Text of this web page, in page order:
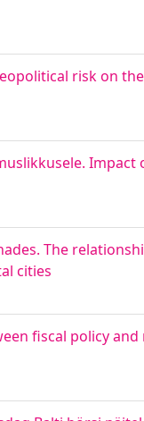
risk on
Impact
The
cities
fiscal policy